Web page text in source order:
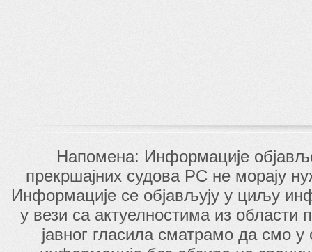
Напомена: Информације
прекршајних судова РС не морају
Информације се објављују у циљу
у вези са актуелностима из области
јавног гласила сматрамо да смо